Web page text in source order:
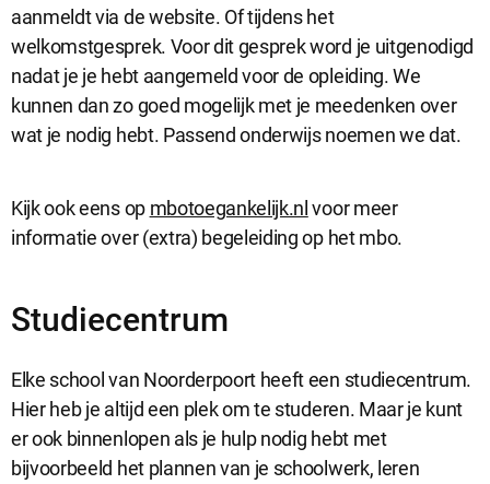
aanmeldt via de website. Of tijdens het
welkomstgesprek. Voor dit gesprek word je uitgenodigd
nadat je je hebt aangemeld voor de opleiding. We
kunnen dan zo goed mogelijk met je meedenken over
wat je nodig hebt. Passend onderwijs noemen we dat.
Kijk ook eens op mbotoegankelijk.nl voor meer
informatie over (extra) begeleiding op het mbo.
Studiecentrum
Elke school van Noorderpoort heeft een studiecentrum.
Hier heb je altijd een plek om te studeren. Maar je kunt
er ook binnenlopen als je hulp nodig hebt met
bijvoorbeeld het plannen van je schoolwerk, leren